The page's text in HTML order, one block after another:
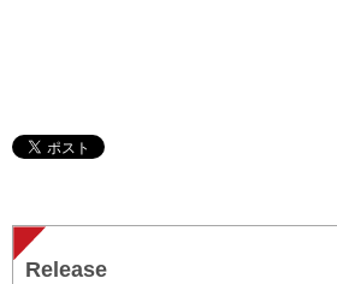
Release